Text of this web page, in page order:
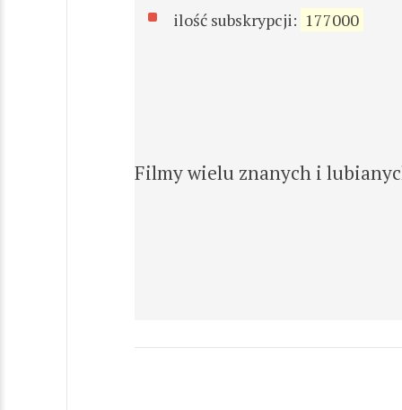
ilość subskrypcji: 177000
Filmy wielu znanych i